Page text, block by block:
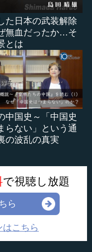
た日本の武装解除
無血だったか…そ
とは
中国史～「中国史
らない」という通
の波乱の真実
で視聴し放題
ら
こちら